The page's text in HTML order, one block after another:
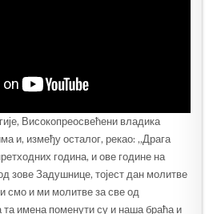
Високопреосвећени владика
и, између осталог, рекао: „Драга
година, и ове године на
зове Задушнице, тојест дан молитве
смо и ми молитве за све од
та имена поменути су и наша браћа и